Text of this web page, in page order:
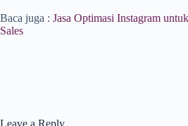
Baca juga : Jasa Optimasi Instagram
Sales
Leave a Reply